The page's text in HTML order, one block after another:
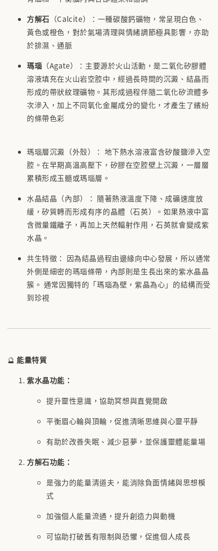
方解石 （Calcite）：一種碳酸鈣礦物，常呈現白色、
黃色或橙色，對於氣場清理與情緒調節極具影響，亦助
於排濕、通脈
瑪瑙 （Agate）：主要源於火山活動，是二氧化矽膠體
溶液填充在火山岩空腔中，經過長時間的沉澱、結晶而
形成的帶狀紋理礦物。其形成過程伴隨二氧化矽流體多
次滲入，加上不同氧化金屬成分的變化，才產生了繽紛
的條帶色彩
瑪瑙層沉澱（外殼）： 地下熱水溶液富含矽酸鹽滲入空
腔。在早期高溫高壓下，矽膠在空腔壁上沉澱，一層層
累積形成玉髓或瑪瑙層。
水晶結晶（內部）： 隨著熱液溫度下降、成礦速度放
緩，矽質轉而形成有序的晶體（石英）。如果熱液中富
含微量鐵離子，再加上天然輻射作用，石英就會變成紫
水晶。
共生特徵： 因為結晶過程由邊緣向中心發展，所以通常
外側是細密的瑪瑙條帶，內部則是生長出來的紫水晶晶
簇。 通常因獨特的「瑪瑙為壁，紫晶為心」的結構而受
到珍視
🔮 能量特質
紫水晶功能：
提升靈性意識，協助冥想與直覺開啟
平衡眉心輪與頂輪，促進清晰思維與心靈平靜
有助於改善失眠、減少惡夢，並保護靈體能量場
方解石功能：
是強力的能量清道夫，能消除負面情緒與思想模
式
加強個人能量流通，提升創造力與動機
可協助打破舊有限制與恐懼，促進個人成長